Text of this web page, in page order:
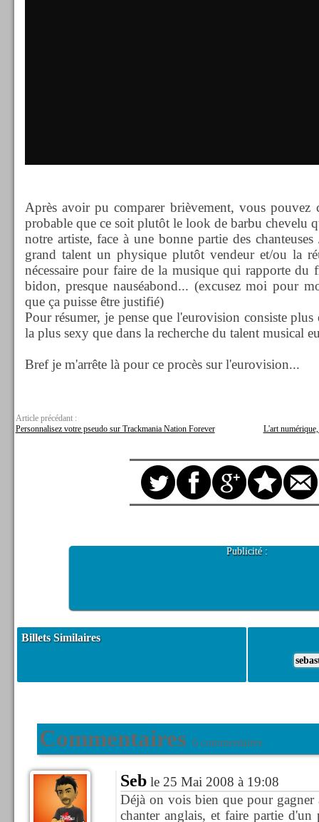
Après avoir pu comparer brièvement, vous pouvez
probable que ce soit plutôt le look de barbu chevelu
notre artiste, face à une bonne partie des
grand talent un physique plutôt vendeur et/ou la
nécessaire pour faire de la musique qui rapporte du
bidon, presque nauséabond... (excusez moi pour
que ça puisse être justifié)
Pour résumer, je pense que l'eurovision consiste plus
la plus sexy que dans la recherche du talent musical
Bref je m'arrête là pour ce procès sur l'eurovision...
Article précédant :
Personnalisez votre pseudo sur Trackmania Nation Forever
L'art
Publicité :
Billets Similaires
Commentaires 6 commentaires
Seble 25 Mai 2008 à 19:08
Déjà on vois bien que pour
chanter anglais, et faire partie